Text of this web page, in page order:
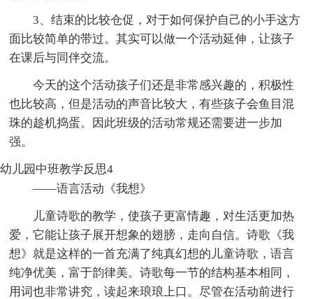
3、结束的比较仓促，对于如何保护自己的小手这方
面比较简单的带过。其实可以做一个活动延伸，让孩子
在课后与同伴交流。
今天的这个活动孩子们还是非常感兴趣的，积极性
也比较高，但是活动的声音比较大，有些孩子会鱼目混
珠的趁机捣蛋。因此班级的活动常规还需要进一步加
强。
幼儿园中班教学反思4
——语言活动《我想》
儿童诗歌的教学，使孩子更富情趣，对生活更加热
爱，它能让孩子展开想象的翅膀，走向自信。诗歌《我
想》就是这样的一首充满了纯真幻想的儿童诗歌，语言
纯净优美，富于韵律美。诗歌每一节的结构基本相同，
用词也非常讲究，读起来琅琅上口。尽管在活动前进行